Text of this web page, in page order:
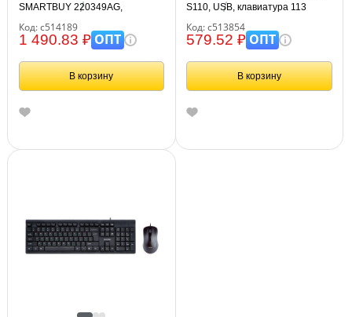
SMARTBUY 220349AG,
колесо, черный SBC-220349AG-
Код: с514189
1 490.83 ₽ОПТ
В корзину
S110, USB, клавиатура 113
dpi, черный/серебристый,
Код: с513854
579.52 ₽ОПТ
В корзину